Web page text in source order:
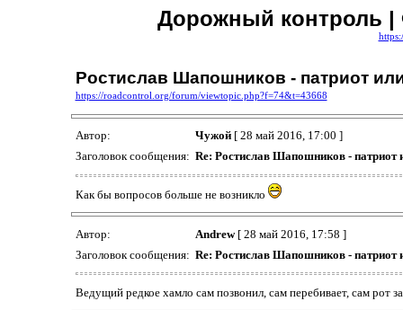
Дорожный контроль
Ростислав Шапошников - патриот
https://roadcontrol.org/forum/viewtopic.php?f=74&t=43668
Автор: Чужой[ 28 май 2016, 17:00 ]
Заголовок сообщения: Re: Ростислав Шапошников - патриот
Как бы вопросов больше не возникло
Автор: Аndrew[ 28 май 2016, 17:58 ]
Заголовок сообщения: Re: Ростислав Шапошников - патриот
Ведущий редкое хамло сам позвонил, сам перебивает, сам рот